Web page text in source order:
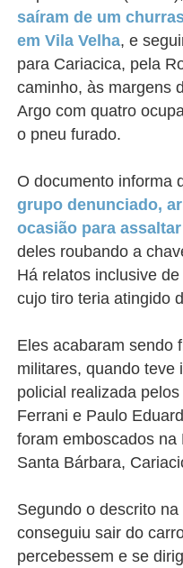
saíram de um
em Vila Velha, e
para Cariacica, pela
caminho, às margens
Argo com quatro
o pneu furado.
O documento informa
grupo denunciado,
ocasião para
deles roubando a
Há relatos inclusive
cujo tiro teria atingido
Eles acabaram sendo
militares, quando teve
policial realizada
Ferrani e Paulo
foram emboscados
Santa Bárbara,
Segundo o descrito
conseguiu sair do
percebessem e se